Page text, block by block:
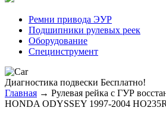
Ремни привода ЭУР
Подшипники рулевых реек
Оборудование
Специнструмент
Диагностика подвески Бесплатно!
Главная → Рулевая рейка с ГУР
HONDA ODYSSEY 1997-2004 HO235R